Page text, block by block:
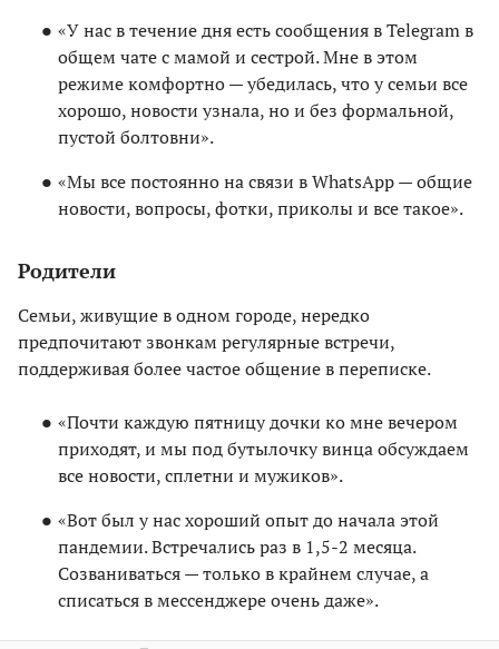
«У нас в течение дня есть сообщения в Telegram в
общем чате с мамой и сестрой. Мне в этом
режиме комфортно — убедилась, что у семьи все
хорошо, новости узнала, но и без формальной,
пустой болтовни».
«Мы все постоянно на связи в WhatsApp — общие
новости, вопросы, фотки, приколы и все такое».
Родители
Семьи, живущие в одном городе, нередко
предпочитают звонкам регулярные встречи,
поддерживая более частое общение в переписке.
«Почти каждую пятницу дочки ко мне вечером
приходят, и мы под бутылочку винца обсуждаем
все новости, сплетни и мужиков».
«Вот был у нас хороший опыт до начала этой
пандемии. Встречались раз в 1,5-2 месяца.
Созваниваться — только в крайнем случае, а
списаться в мессенджере очень даже».